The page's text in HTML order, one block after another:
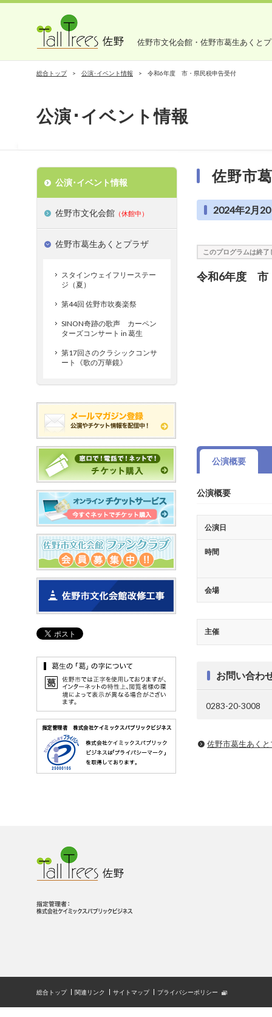
佐野市文化会館・佐野市葛生あくと
総合トップ 公演･イベント情報 令和6年度 市・県民税申告受付
公演･イベント情報
佐野市
2024年2月
このプログラムは終了
令和6年度 市
公演概要
公演概要
公演日
時間
会場
主催
お問い合わ
0283-20-3008
佐野市葛生あく
公演･イベント情報
佐野市文化会館 （休館中）
佐野市葛生あくとプラザ
スタインウェイフリーステー
ジ（夏）
第44回 佐野市吹奏楽祭
SINON奇跡の歌声 カーペン
ターズコンサート in 葛生
第17回さのクラシックコンサ
ート《歌の万華鏡》
総合トップ 関連リンク サイトマップ プライバシーポリシー